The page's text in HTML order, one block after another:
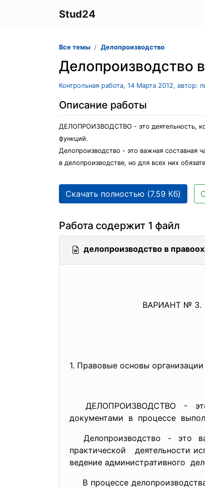
Stud24
Все темы Делопроизводство
Делопроизводство
Контрольная работа, 14 Марта 2012, автор:
Описание работы
ДЕЛОПРОИЗВОДСТВО - это деятельность,
функций.
Делопроизводство - это важная составная
в делопроизводстве, но для всех них
Скачать полностью (7.59 Кб)
Работа содержит 1 файл
делопроизводство в
ВАРИАНТ № 3.
1. Правовые основы
ДЕЛОПРОИЗВОДСТВО - это
документами в процессе
Делопроизводство - это
практической деятельности
ведение административного
В процессе